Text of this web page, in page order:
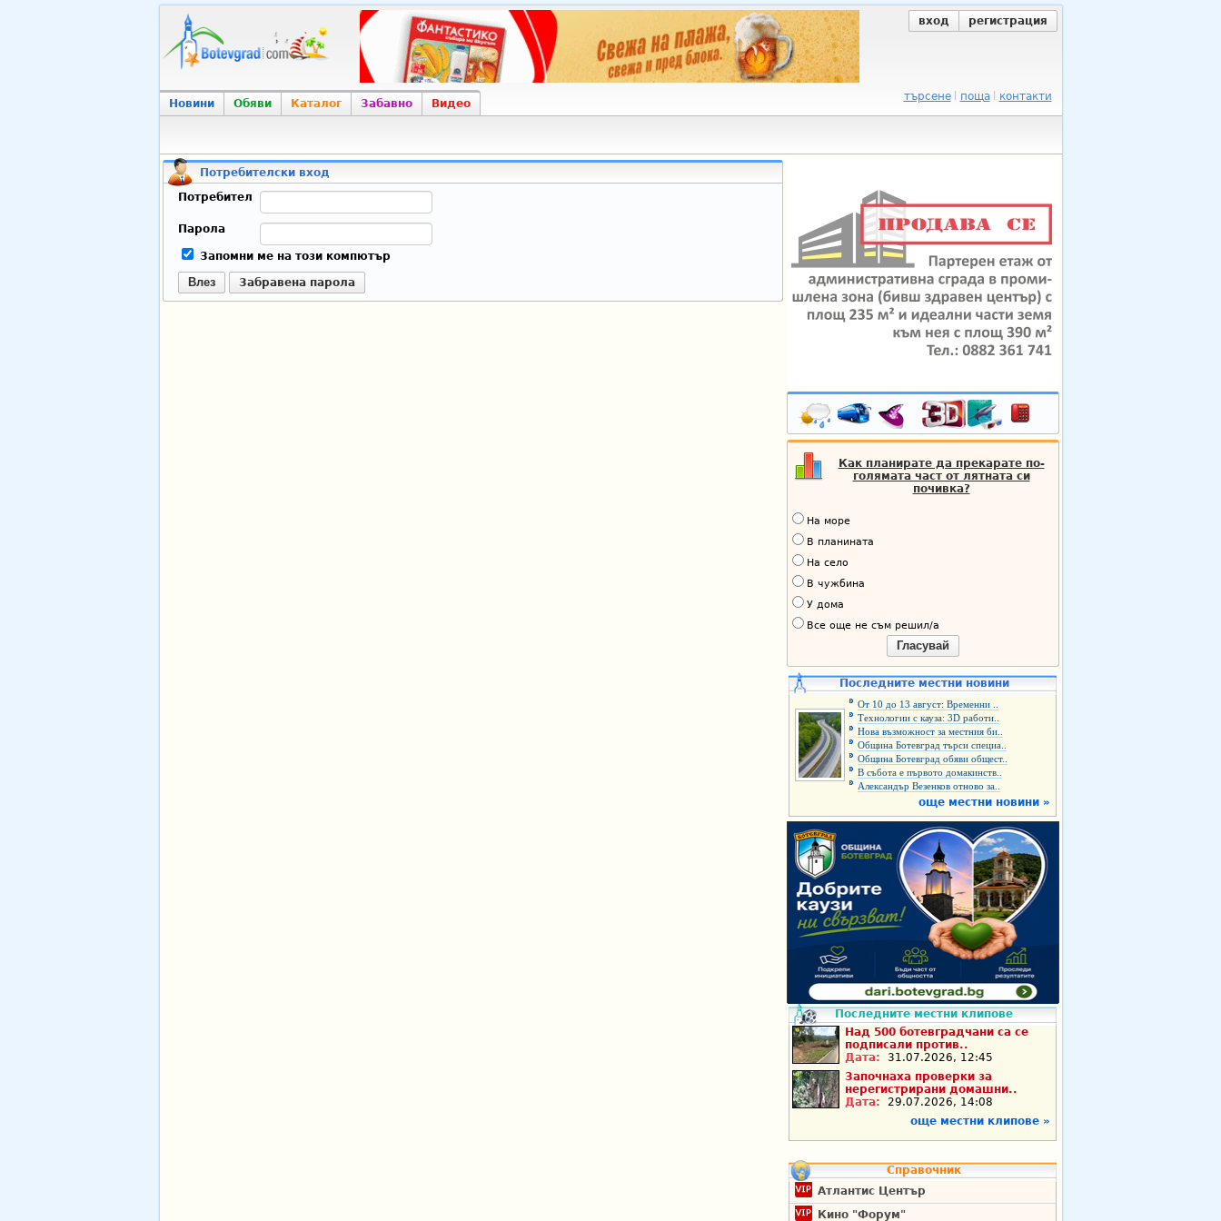
вход регистрация
Новини Обяви Каталог Забавно Видео
търсене поща контакти
Потребителски вход
Потребител
Парола
Запомни ме на този компютър
Влез Забравена парола
Как планирате да прекарате по-
голямата част от лятната си
почивка?
На море
В планината
На село
В чужбина
У дома
Все още не съм решил/а
Гласувай
Последните местни новини
От 10 до 13 август: Временни ..
Технологии с кауза: 3D работи..
Нова възможност за местния би..
Община Ботевград търси специа..
Община Ботевград обяви общест..
В събота е първото домакинств..
Александър Везенков отново за..
още местни новини »
Последните местни клипове
Над 500 ботевградчани са се
подписали против..
Дата:
31.07.2026, 12:45
Започнаха проверки за
нерегистрирани домашни..
Дата:
29.07.2026, 14:08
още местни клипове »
Справочник
Атлантис Център
Кино "Форум"